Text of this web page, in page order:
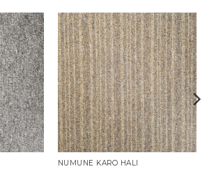
NUMUNE KARO HALI